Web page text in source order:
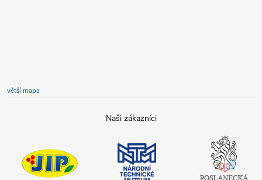
větší mapa
technické
muzeum
Poslanecká
sněmovna
České
republiky